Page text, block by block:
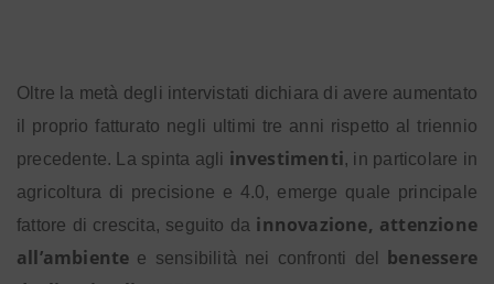
Oltre la metà degli intervistati dichiara di avere aumentato
il proprio fatturato negli ultimi tre anni rispetto al triennio
precedente. La spinta agli investimenti, in particolare in
agricoltura di precisione e 4.0, emerge quale principale
fattore di crescita, seguito da innovazione, attenzione
all’ambiente e sensibilità nei confronti del benessere